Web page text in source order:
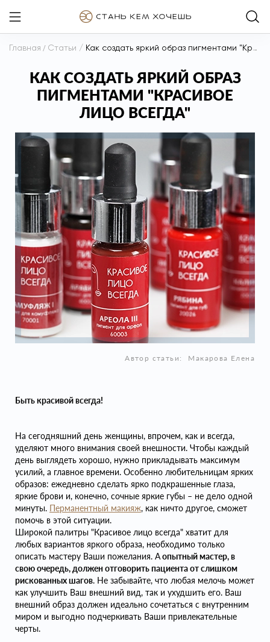
Главная / Статьи / Как создать яркий образ пигментами "Красивое лицо всегда"
КАК СОЗДАТЬ ЯРКИЙ ОБРАЗ
ПИГМЕНТАМИ "КРАСИВОЕ
ЛИЦО ВСЕГДА"
Автор статьи: Макарова Елена
Быть красивой всегда!
На сегодняшний день женщины, впрочем, как и всегда,
уделяют много внимания своей внешности. Чтобы каждый
день выглядеть хорошо, нужно прикладывать максимум
усилий, а главное времени. Особенно любительницам ярких
образов: ежедневно сделать ярко подкрашенные глаза,
яркие брови и, конечно, сочные яркие губы – не дело одной
минуты. Перманентный макияж, как ничто другое, сможет
помочь в этой ситуации.
Широкой палитры "Красивое лицо всегда" хватит для
любых вариантов яркого образа, необходимо только
описать мастеру Ваши пожелания. Аопытный мастер, в
свою очередь, должен отговорить пациента от слишком
рискованных шагов. Не забывайте, что любая мелочь может
как улучшить Ваш внешний вид, так и ухудшить его. Ваш
внешний образ должен идеально сочетаться с внутренним
миром и выгодно подчеркивать Ваши привлекательные
черты.